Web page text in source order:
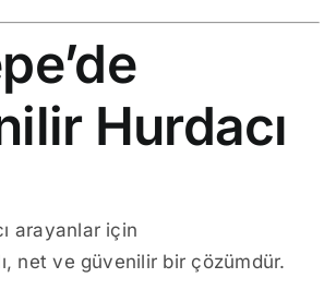
Hurdacı
arayanlar için
net ve güvenilir bir çözümdür.